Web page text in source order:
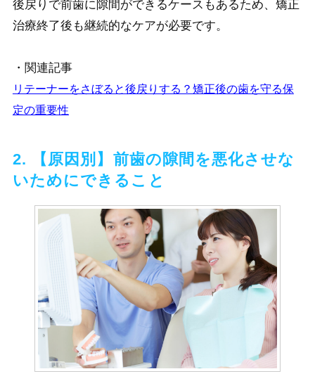
後戻りで前歯に隙間ができるケースもあるため、矯正
治療終了後も継続的なケアが必要です。
・関連記事
リテーナーをさぼると後戻りする？矯正後の歯を守る保
定の重要性
2. 【原因別】前歯の隙間を悪化させな
いためにできること